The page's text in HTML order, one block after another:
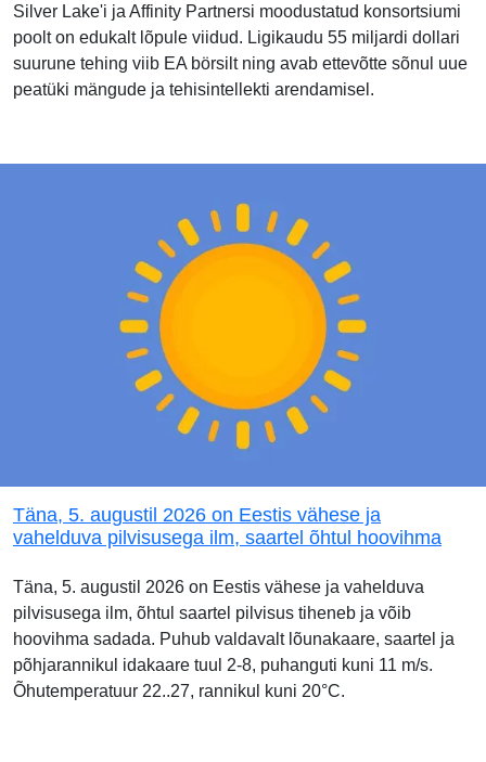
Silver Lake'i ja Affinity Partnersi moodustatud konsortsiumi
poolt on edukalt lõpule viidud. Ligikaudu 55 miljardi dollari
suurune tehing viib EA börsilt ning avab ettevõtte sõnul uue
peatüki mängude ja tehisintellekti arendamisel.
Täna, 5. augustil 2026 on Eestis vähese ja
vahelduva pilvisusega ilm, saartel õhtul hoovihma
Täna, 5. augustil 2026 on Eestis vähese ja vahelduva
pilvisusega ilm, õhtul saartel pilvisus tiheneb ja võib
hoovihma sadada. Puhub valdavalt lõunakaare, saartel ja
põhjarannikul idakaare tuul 2-8, puhanguti kuni 11 m/s.
Õhutemperatuur 22..27, rannikul kuni 20°C.